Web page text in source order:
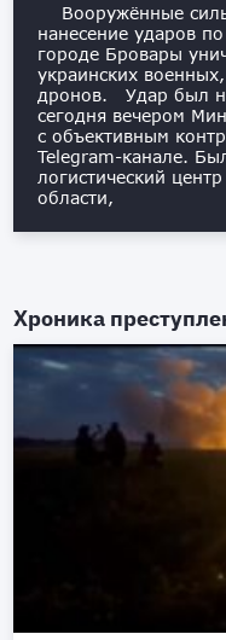
Вооружённые
нанесение ударов
городе Бровары
украинских
дронов. Удар был
сегодня вечером
с объективным
Telegram-канале.
логистический
области,
Хроника